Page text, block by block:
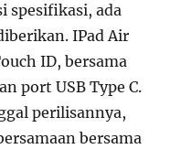
spesifikasi, ada
IPad Air
ID, bersama
port USB Type C.
perilisannya,
bersama